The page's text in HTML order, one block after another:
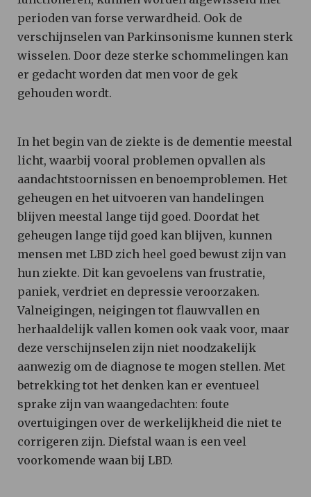
perioden van forse verwardheid. Ook de
verschijnselen van Parkinsonisme kunnen sterk
wisselen. Door deze sterke schommelingen kan
er gedacht worden dat men voor de gek
gehouden wordt.
In het begin van de ziekte is de dementie meestal
licht, waarbij vooral problemen opvallen als
aandachtstoornissen en benoemproblemen. Het
geheugen en het uitvoeren van handelingen
blijven meestal lange tijd goed. Doordat het
geheugen lange tijd goed kan blijven, kunnen
mensen met LBD zich heel goed bewust zijn van
hun ziekte. Dit kan gevoelens van frustratie,
paniek, verdriet en depressie veroorzaken.
Valneigingen, neigingen tot flauwvallen en
herhaaldelijk vallen komen ook vaak voor, maar
deze verschijnselen zijn niet noodzakelijk
aanwezig om de diagnose te mogen stellen. Met
betrekking tot het denken kan er eventueel
sprake zijn van waangedachten: foute
overtuigingen over de werkelijkheid die niet te
corrigeren zijn. Diefstal waan is een veel
voorkomende waan bij LBD.